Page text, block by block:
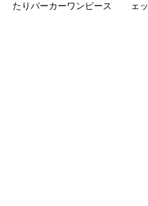
たりパーカーワンピース
ェ